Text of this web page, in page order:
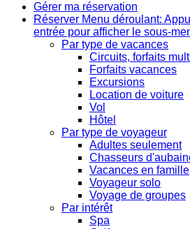
Gérer ma réservation
Réserver Menu déroulant:
entrée pour afficher le sous-
Par type de vacances
Circuits, forfaits
Forfaits vacances
Excursions
Location de voiture
Vol
Hôtel
Par type de voyageur
Adultes seulement
Chasseurs
Vacances en famille
Voyageur solo
Voyage de groupes
Par intérêt
Spa